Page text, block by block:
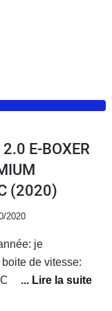
2.0 E-BOXER
(2020)
2020
je
de vitesse:
en générale,